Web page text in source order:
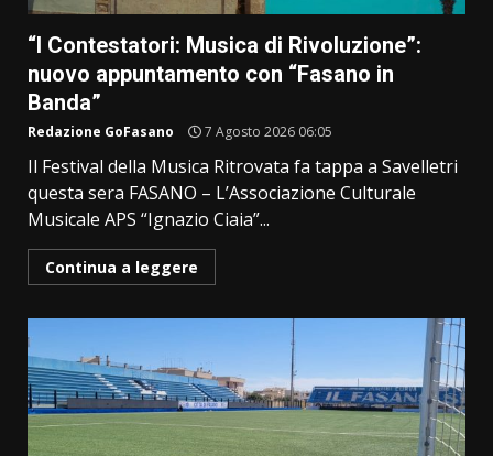
“I Contestatori: Musica di Rivoluzione”:
nuovo appuntamento con “Fasano in
Banda”
Redazione GoFasano 7 Agosto 2026 06:05
Il Festival della Musica Ritrovata fa tappa a Savelletri
questa sera FASANO – L’Associazione Culturale
Musicale APS “Ignazio Ciaia”...
Continua a leggere